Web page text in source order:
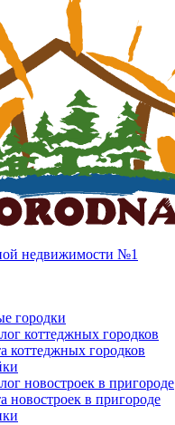
недвижимости №1
городки
коттеджных городков
коттеджных городков
новостроек в пригороде
новостроек в пригороде